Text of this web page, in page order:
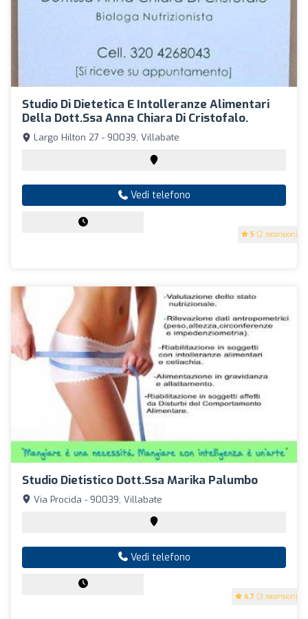
Studio Di Dietetica E Intolleranze Alimentari
Della Dott.ssa Anna Chiara Di Cristofalo.
5 (2 recensioni)
Largo Hilton 27 - 90039, Villabate
Vedi telefono
Studio Dietistico Dott.ssa Marika Palumbo
4.7 (3 recensioni)
Via Procida - 90039, Villabate
Vedi telefono